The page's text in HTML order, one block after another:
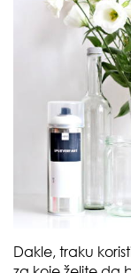
Dakle, traku